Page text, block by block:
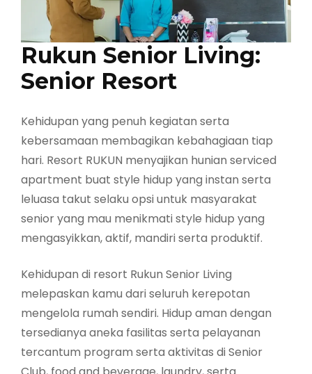
Rukun Senior Living:
Senior Resort
Kehidupan yang penuh kegiatan serta
kebersamaan membagikan kebahagiaan tiap
hari. Resort RUKUN menyajikan hunian serviced
apartment buat style hidup yang instan serta
leluasa takut selaku opsi untuk masyarakat
senior yang mau menikmati style hidup yang
mengasyikkan, aktif, mandiri serta produktif.
Kehidupan di resort Rukun Senior Living
melepaskan kamu dari seluruh kerepotan
mengelola rumah sendiri. Hidup aman dengan
tersedianya aneka fasilitas serta pelayanan
tercantum program serta aktivitas di Senior